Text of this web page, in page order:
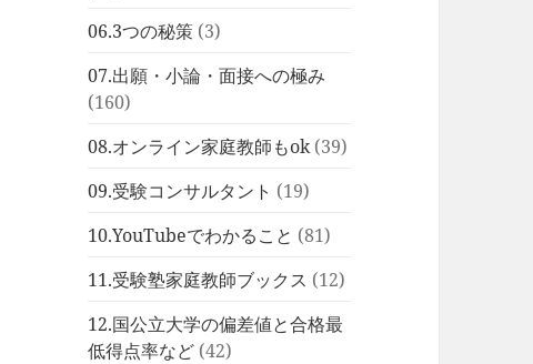
06.3つの秘策 (3)
07.出願・小論・面接への極み
(160)
08.オンライン家庭教師もok(39)
09.受験コンサルタント (19)
10.YouTubeでわかること (81)
11.受験塾家庭教師ブックス (12)
12.国公立大学の偏差値と合格最
低得点率など (42)